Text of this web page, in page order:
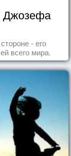
Джозефа
- его
всего мира.